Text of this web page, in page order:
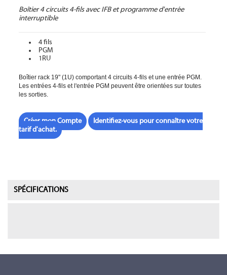
Boîtier 4 circuits 4-fils avec IFB et programme d'entrée
interruptible
4 fils
PGM
1RU
Boîtier rack 19" (1U) comportant 4 circuits 4-fils et une entrée PGM.
Les entrées 4-fils et l'entrée PGM peuvent être orientées sur toutes
les sorties.
Créer mon Compte
Identifiez-vous pour connaître votre
tarif d'achat.
SPÉCIFICATIONS